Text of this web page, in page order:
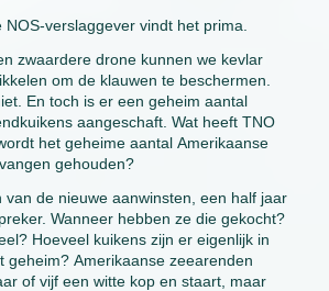
verslaggever vindt het prima.
zwaardere drone kunnen we kevlar
om de klauwen te beschermen.
En toch is er een geheim aantal
aangeschaft. Wat heeft TNO
het geheime aantal Amerikaanse
gehouden?
van de nieuwe aanwinsten, een half jaar
Wanneer hebben ze die gekocht?
Hoeveel kuikens zijn er eigenlijk in
geheim? Amerikaanse zeearenden
of vijf een witte kop en staart, maar